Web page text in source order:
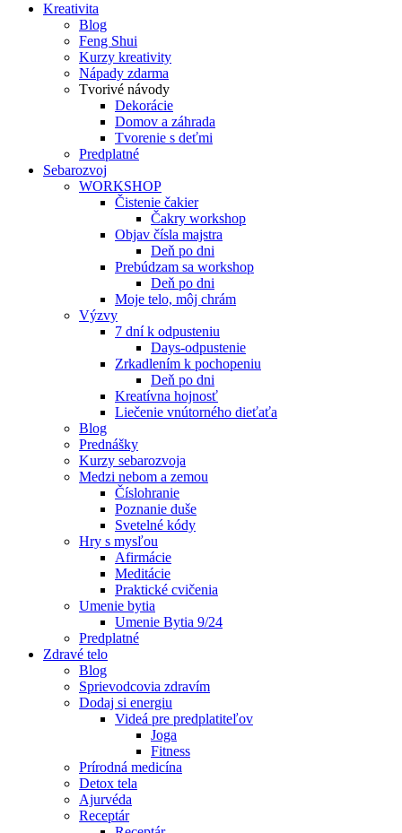
Kreativita
Blog
Feng Shui
Kurzy kreativity
Nápady zdarma
Tvorivé návody
Dekorácie
Domov a záhrada
Tvorenie s deťmi
Predplatné
Sebarozvoj
WORKSHOP
Čistenie čakier
Čakry workshop
Objav čísla majstra
Deň po dni
Prebúdzam sa workshop
Deň po dni
Moje telo, môj chrám
Výzvy
7 dní k odpusteniu
Days-odpustenie
Zrkadlením k pochopeniu
Deň po dni
Kreatívna hojnosť
Liečenie vnútorného dieťaťa
Blog
Prednášky
Kurzy sebarozvoja
Medzi nebom a zemou
Číslohranie
Poznanie duše
Svetelné kódy
Hry s mysľou
Afirmácie
Meditácie
Praktické cvičenia
Umenie bytia
Umenie Bytia 9/24
Predplatné
Zdravé telo
Blog
Sprievodcovia zdravím
Dodaj si energiu
Videá pre predplatiteľov
Joga
Fitness
Prírodná medicína
Detox tela
Ajurvéda
Receptár